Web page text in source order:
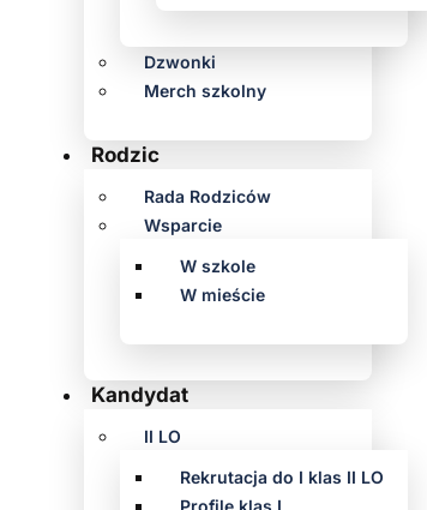
Dzwonki
Merch szkolny
Rodzic
Rada Rodziców
Wsparcie
W szkole
W mieście
Kandydat
II LO
Rekrutacja do I klas II LO
Profile klas I